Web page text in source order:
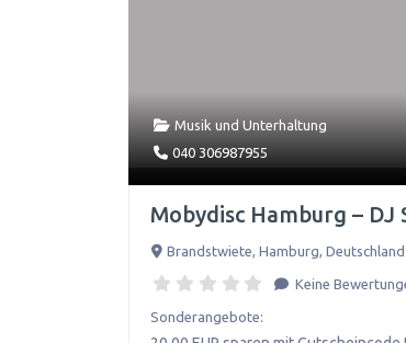
Musik und Unterhaltung
040 306987955
Mobydisc Hamburg –
Brandstwiete Hamburg Deutschland
Keine
Sonderangebote: